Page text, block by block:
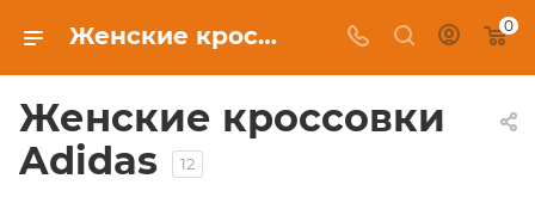
Женские кроссовки Adidas в Новосибирске, купить в интернет-магазине c бесплатной доставкой 0
Женские кроссовки
Adidas
12